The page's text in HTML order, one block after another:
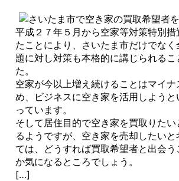
平成２７年５月から空家等対策特別
たことにより、さいたま市だけでな
題に対し対策も本格的に講じられるこ
た。
空家が今以上増え続けることはマイナ
め、ビジネスに空き家を活用しよう
っています。
そして居住目的で空き家を買取りた
るようですが、空き家を売却したいと
ては、どうすれば買取希望者と出会
か気になるところでしょう。
[…]